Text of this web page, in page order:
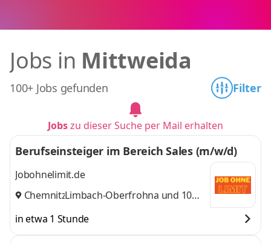
Jobs in Mittweida
100+ Jobs gefunden Filter
Jobszu dieser Suche per Mail erhalten
Berufseinsteiger im Bereich Sales (m/w/d)
Jobohnelimit.de
Chemnitz,
Limbach-Oberfrohna und 10
in etwa 1 Stunde